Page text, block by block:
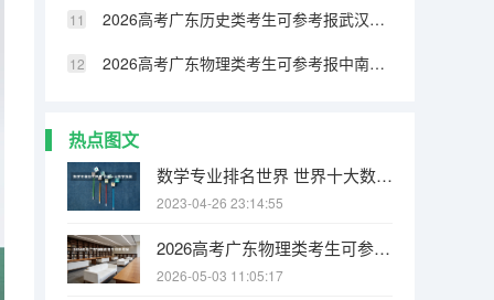
2026高考广东历史类考生可参考报武汉生物工程学院的专业汇总
2026高考广东物理类考生可参考报中南林业科技大学涉外学院的专业汇总
热点图文
数学专业排名世界 世界十大数学强国
2023-04-26 23:14:55
2026高考广东物理类考生可参考报江西电力职业技术学院的专业汇总
2026-05-03 11:05:17